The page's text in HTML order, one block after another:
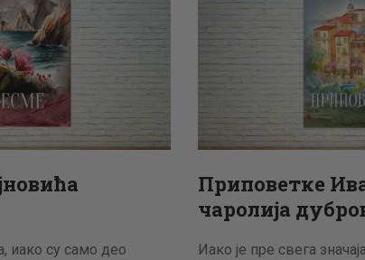
иако су само део
Приповетке
чаролија
Иако је пре свега